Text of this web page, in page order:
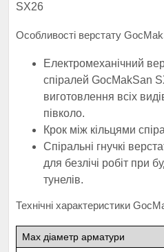
SX26
Особливості верстату
Електромеханічний
спіралей GocMakSan
виготовлення всіх
півколо.
Крок між кільцями
Спіральні гнучкі
для безлічі робіт при
тунелів.
Технічні характеристики
Мах діаметр арматури